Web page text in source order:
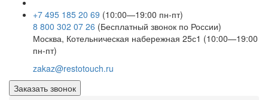
+7 495 185 20 69 (10:00—19:00 пн-пт)
8 800 302 07 26 (Бесплатный звонок по России)
Москва, Котельническая набережная 25с1 (10:00—19:00
пн-пт)
zakaz@restotouch.ru
Заказать звонок